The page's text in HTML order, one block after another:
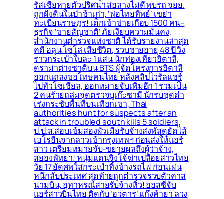
รัสเซียหายตัวปริศนา ส่อลางไม่ดี พบรถ จยย.
ถูกฝังดินในป่าช้าเก่า, ‘พ่อไทยทิพย์’ เขย่า
ทะเบียนราษฎร! เด็กเข้าข่ายเกือบ 1500 คน–
ธุรกิจ ‘ขายสัญชาติ’ ภัยเงียบความมั่นคง,
สำนักงานตำรวจแห่งชาติ ได้รับรายงานล่าสุด
คดี ฮลุน โซโล่ เสียชีวิต, รวบชายอายุ 48 ปี วิ่ง
ราวกระเป๋าใบละ 1 แสน นักท่องเที่ยวอิตาลี,
ดราม่าต่างชาติบน BTS ผู้จัดโครงการอิตาลี
ออกแถลงขอโทษคนไทย หลังคลิปไวรัลแชร์
ไปทั่วโซเชียล, ออกหมายจับเพิ่มอีก 1 รวมเป็น
2 คนร้ายถล่มจุดตรวจบูเก๊ะซามี นักรบชุดดำ
เร่งกระชับพื้่นที่บนเทือกเขา, Thai
authorities hunt for suspects after an
attack in troubled south kills 5 soldiers,
ป.ป.ส.สอบเข้มสองผัวเมียรับจ้างส่งพัสดุยัดไส้
เฮโรอีนจากลาวเข้ากรุงเทพฯ ก่อนส่งให้แอร์
สาว เตรียมหมายจับ-ขยายผลถึงผู้ว่าจ้าง,
สยองพัทยา! หนุ่มแดนจิงโจ้ฆ่าเปลือยสาวไทย
วัย 17 ยัดศพใส่กระเป๋าทิ้งข้างรถไฟ ก่อนเผ่น
หนีกลับประเทศ สุดท้ายถูกตำรวจรวบตัวคาส
นามบิน, อุทาหรณ์สายรับจ้างหิ้ว! ออสซี่จับ
แอร์สาวบินไทย ติดกับ ‘อวตาร’ แก๊งค้ายา ลวง